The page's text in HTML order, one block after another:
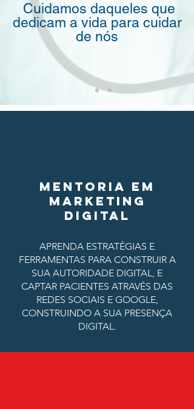
Cuidamos daqueles que
dedicam a vida para cuidar
de nós
MENTORIA EM
MARKETING
DIGITAL
APRENDA ESTRATÉGIAS E
FERRAMENTAS PARA CONSTRUIR A
SUA AUTORIDADE DIGITAL, E
CAPTAR PACIENTES ATRAVÉS DAS
REDES SOCIAIS E GOOGLE,
CONSTRUINDO A SUA PRESENÇA
DIGITAL.